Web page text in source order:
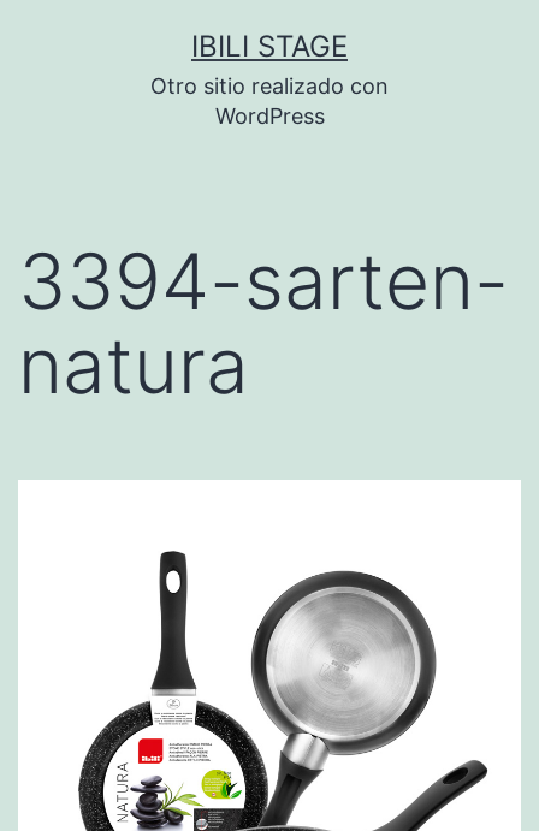
IBILI STAGE
Otro sitio realizado con
WordPress
3394-sarten-
natura